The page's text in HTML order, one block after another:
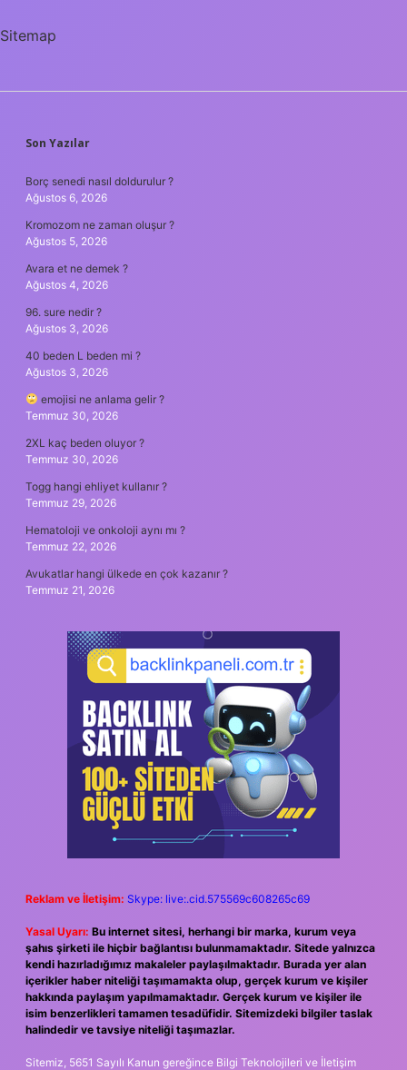
Sitemap
SIDEBAR
Son Yazılar
Borç senedi nasıl doldurulur ?
Ağustos 6, 2026
Kromozom ne zaman oluşur ?
Ağustos 5, 2026
Avara et ne demek ?
Ağustos 4, 2026
96. sure nedir ?
Ağustos 3, 2026
40 beden L beden mi ?
Ağustos 3, 2026
emojisi ne anlama gelir ?
Temmuz 30, 2026
2XL kaç beden oluyor ?
Temmuz 30, 2026
Togg hangi ehliyet kullanır ?
Temmuz 29, 2026
Hematoloji ve onkoloji aynı mı ?
Temmuz 22, 2026
Avukatlar hangi ülkede en çok kazanır ?
Temmuz 21, 2026
Reklam ve İletişim: Skype: live:.cid.575569c608265c69
Yasal Uyarı: Bu internet sitesi, herhangi bir marka, kurum veya
şahıs şirketi ile hiçbir bağlantısı bulunmamaktadır. Sitede yalnızca
kendi hazırladığımız makaleler paylaşılmaktadır. Burada yer alan
içerikler haber niteliği taşımamakta olup, gerçek kurum ve kişiler
hakkında paylaşım yapılmamaktadır. Gerçek kurum ve kişiler ile
isim benzerlikleri tamamen tesadüfidir. Sitemizdeki bilgiler taslak
halindedir ve tavsiye niteliği taşımazlar.
Sitemiz, 5651 Sayılı Kanun gereğince Bilgi Teknolojileri ve İletişim